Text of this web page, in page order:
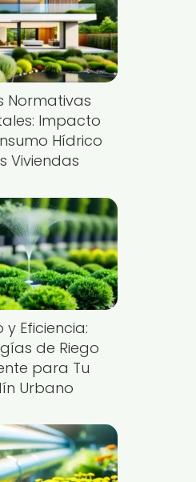
Normativas
Impacto
Hídrico
Viviendas
y Eficiencia:
de Riego
para Tu
Urbano